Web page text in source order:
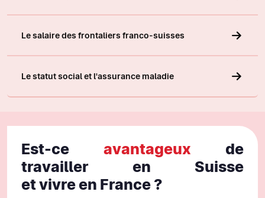
Le salaire des frontaliers franco-suisses
Le statut social et l'assurance maladie
Est-ce avantageux de
travailler en Suisse
et vivre en France ?